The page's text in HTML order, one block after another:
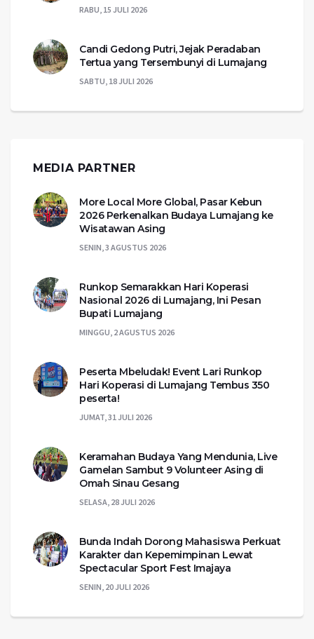
RABU, 15 JULI 2026
Candi Gedong Putri, Jejak Peradaban
Tertua yang Tersembunyi di Lumajang
SABTU, 18 JULI 2026
MEDIA PARTNER
More Local More Global, Pasar Kebun
2026 Perkenalkan Budaya Lumajang ke
Wisatawan Asing
SENIN, 3 AGUSTUS 2026
Runkop Semarakkan Hari Koperasi
Nasional 2026 di Lumajang, Ini Pesan
Bupati Lumajang
MINGGU, 2 AGUSTUS 2026
Peserta Mbeludak! Event Lari Runkop
Hari Koperasi di Lumajang Tembus 350
peserta!
JUMAT, 31 JULI 2026
Keramahan Budaya Yang Mendunia, Live
Gamelan Sambut 9 Volunteer Asing di
Omah Sinau Gesang
SELASA, 28 JULI 2026
Bunda Indah Dorong Mahasiswa Perkuat
Karakter dan Kepemimpinan Lewat
Spectacular Sport Fest Imajaya
SENIN, 20 JULI 2026